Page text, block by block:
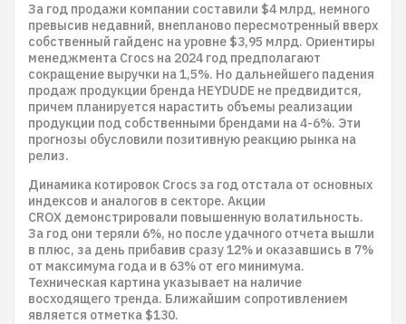
За год продажи компании составили $4 млрд, немного
превысив недавний, внепланово пересмотренный вверх
собственный гайденс на уровне $3,95 млрд. Ориентиры
менеджмента Crocs на 2024 год предполагают
сокращение выручки на 1,5%. Но дальнейшего падения
продаж продукции бренда HEYDUDE не предвидится,
причем планируется нарастить объемы реализации
продукции под собственными брендами на 4-6%. Эти
прогнозы обусловили позитивную реакцию рынка на
релиз.
Динамика котировок Crocs за год отстала от основных
индексов и аналогов в секторе. Акции
CROX демонстрировали повышенную волатильность.
За год они теряли 6%, но после удачного отчета вышли
в плюс, за день прибавив сразу 12% и оказавшись в 7%
от максимума года и в 63% от его минимума.
Техническая картина указывает на наличие
восходящего тренда. Ближайшим сопротивлением
является отметка $130.